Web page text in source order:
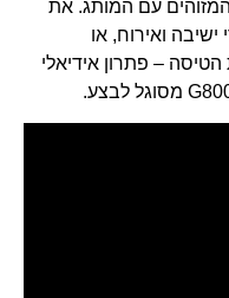
המזוהים עם המותג. את
ואירוח, או
הטיסה – פתרון אידיאלי